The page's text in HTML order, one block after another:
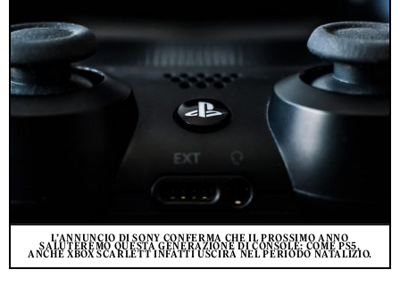
L’ANNUNCIO DI SONY CONFERMA CHE IL PROSSIMO ANNO
SALUTEREMO QUESTA GENERAZIONE DI CONSOLE: COME PS5,
ANCHE XBOX SCARLETT INFATTI USCIRÀ NEL PERIODO NATALIZIO.